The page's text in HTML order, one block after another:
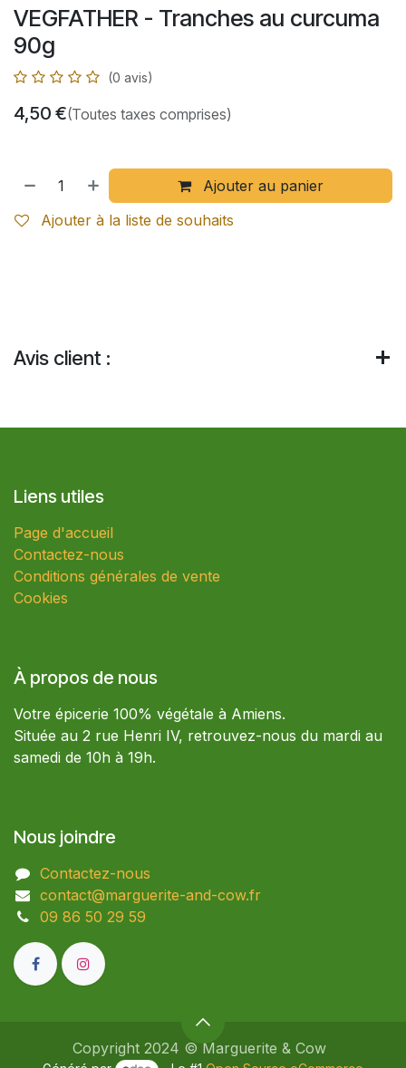
VEGFATHER - Tranches au curcuma
90g
(0 avis)
4,50 €(Toutes taxes comprises)
Ajouter au panier
Ajouter à la liste de souhaits
Avis client :
Liens utiles
Page d'accueil
Contactez-nous
Conditions générales de vente
Cookies
À propos de nous
Votre épicerie 100% végétale à Amiens.
Située au 2 rue Henri IV, retrouvez-nous du mardi au
samedi de 10h à 19h.
Nous joindre
Contactez-nous
contact@marguerite-and-cow.fr
09 86 50 29 59​
Copyright 2024 © Marguerite & Cow